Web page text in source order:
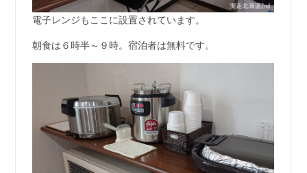
電子レンジもここに設置されています。
朝食は６時半～９時。宿泊者は無料です。